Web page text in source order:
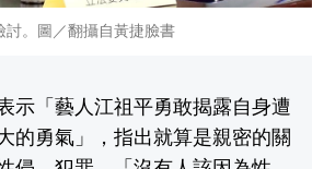
討。圖／翻攝自黃捷臉書
示「藝人江祖平勇敢揭露自身遭
的勇氣」，指出就算是親密的關